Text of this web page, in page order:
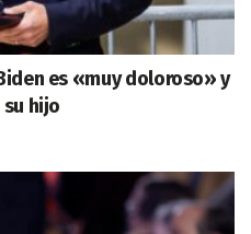
es «muy doloroso» y
hijo